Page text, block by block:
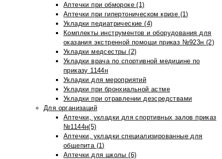
Аптечки при обмороке (1)
Аптечки при гипертоническом кризе (1)
Укладки педиатрические (4)
Комплекты инструментов и оборудования для
оказания экстренной помощи приказ №923н (2)
Укладки медсестры (2)
Укладки врача по спортивной медицине по
приказу 1144н
Укладки для мероприятий
Укладки при бронхиальной астме
Укладки при отравлении дезсредствами
Для организаций
Аптечки, укладки для спортивных залов приказ
№1144н(5)
Аптечки, укладки специализированные для
общепита (1)
Аптечки для школы (6)